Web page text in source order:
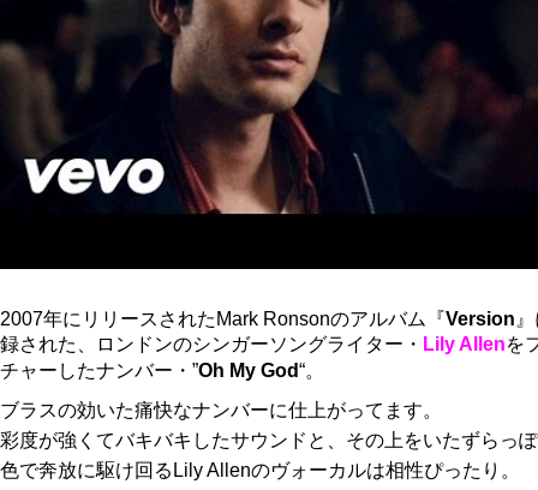
2007年にリリースされたMark Ronsonのアルバム『Version
録された、ロンドンのシンガーソングライター・ Lily Allenを
チャーしたナンバー・”Oh My God“。
ブラスの効いた痛快なナンバーに仕上がってます。
彩度が強くてバキバキしたサウンドと、その上をいたずらっ
色で奔放に駆け回るLily Allenのヴォーカルは相性ぴったり。